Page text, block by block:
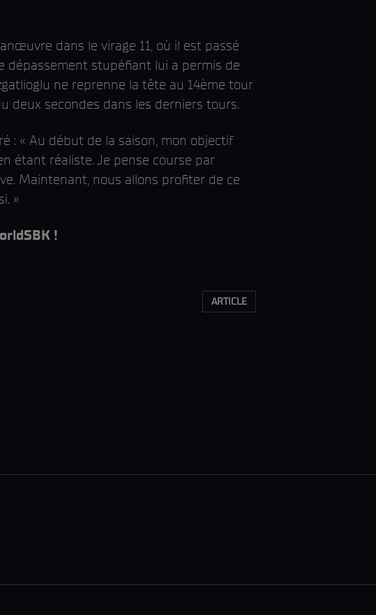
dans le virage 11, où il est passé
dépassement stupéfiant lui a permis de
ne reprenne la tête au 14ème tour
deux secondes dans les derniers tours.
: « Au début de la saison, mon objectif
étant réaliste. Je pense course par
Maintenant, nous allons profiter de ce
»
!
ARTICLE